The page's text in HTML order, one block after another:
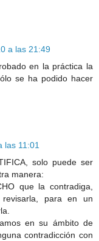
a las 21:49
en la práctica la
se ha podido hacer
las 11:01
solo puede ser
manera:
que la contradiga,
para en un
en su ámbito de
contradicción con